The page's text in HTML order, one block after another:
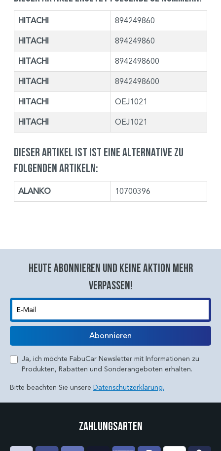
HITACHI 894249860
HITACHI 894249860
HITACHI 8942498600
HITACHI 8942498600
HITACHI OEJ1021
HITACHI OEJ1021
Dieser Artikel ist ist eine Alternative zu
folgenden Artikeln:
ALANKO 10700396
Heute abonnieren und keine aktion mehr
verpassen!
E-Mail
Abonnieren
Ja, ich möchte FabuCar Newsletter mit Informationen zu
Produkten, Rabatten und Sonderangeboten erhalten.
Bitte beachten Sie unsere Datenschutzerklärung.
Zahlungsarten